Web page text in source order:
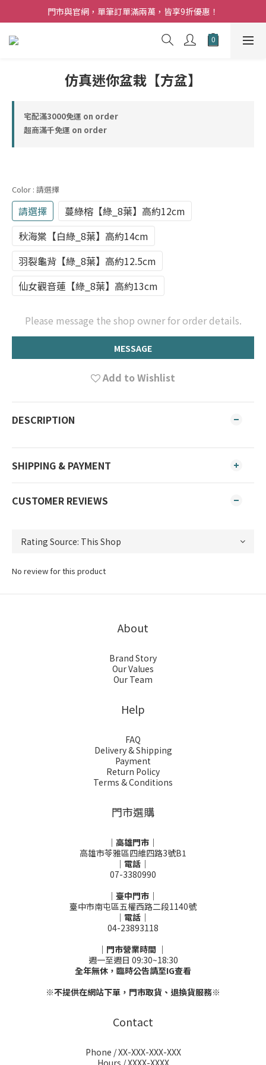
夏日購花福利．消費不限金額【贈】乾燥玫瑰乙束
門市與官網，單筆訂單滿兩萬，皆享9折優惠！
夏日購花福利．消費不限金額【贈】乾燥玫瑰乙束
仿真迷你盆栽【方盆】
宅配滿3000免運 on order
超商滿千免運 on order
Color : 請選擇
請選擇
蔓綠榕【綠_8葉】高約12cm
秋海棠【白綠_8葉】高約14cm
羽裂龜背【綠_8葉】高約12.5cm
仙女觀音蓮【綠_8葉】高約13cm
Please message the shop owner for order details.
MESSAGE
Add to Wishlist
DESCRIPTION
SHIPPING & PAYMENT
CUSTOMER REVIEWS
No review for this product
About
Brand Story
Our Values
Our Team
Help
FAQ
Delivery & Shipping
Payment
Return Policy
Terms & Conditions
門市選購
｜高雄門市｜
高雄市苓雅區四維四路3號B1
｜電話｜
07-3380990
｜臺中門市｜
臺中市南屯區五權西路二段1140號
｜電話｜
04-23893118
｜門市營業時間 ｜
週一至週日 09:30~18:30
全年無休，臨時公告請至IG查看
※不提供在網站下單，門市取貨、退換貨服務※
Contact
Phone / XX-XXX-XXX-XXX
Hours / XXXX-XXXX